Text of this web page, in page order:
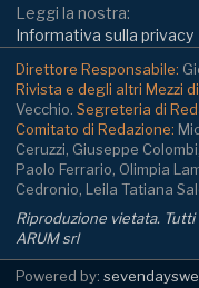
Leggi la nostra:
Informativa sulla privacy
Direttore Responsabile:
Rivista e degli altri Mezzi
Vecchio. Segreteria di
Comitato di Redazione:
Ceruzzi, Giuseppe
Paolo Ferrario, Olimpia
Cedronio, Leila Tatiana
Riproduzione vietata.
ARUM srl
Powered by: